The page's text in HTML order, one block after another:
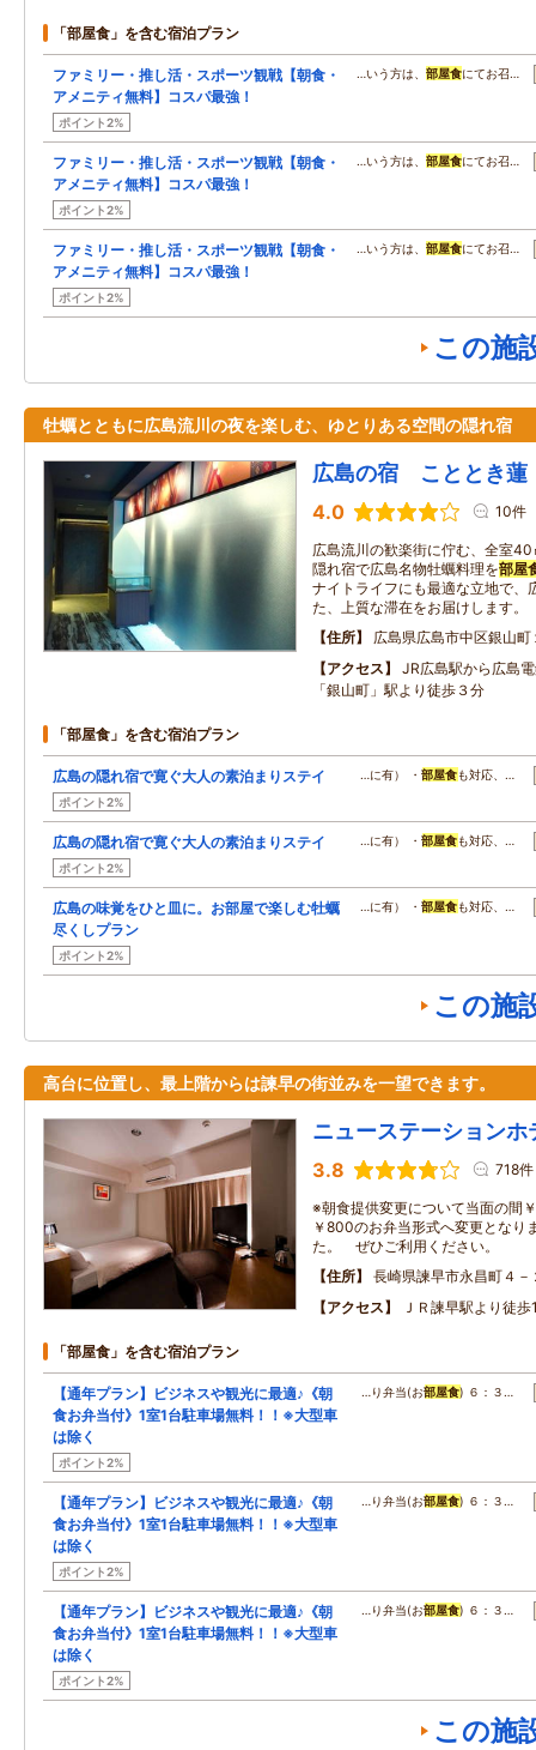
「部屋食」を含む宿泊プラン
ファミリー・推し活・スポーツ観戦【朝食・
アメニティ無料】コスパ最強！
ポイント2%
…いう方は、 部屋食にてお召…
ファミリー・推し活・スポーツ観戦【朝食・
アメニティ無料】コスパ最強！
ポイント2%
…いう方は、 部屋食にてお召…
ファミリー・推し活・スポーツ観戦【朝食・
アメニティ無料】コスパ最強！
ポイント2%
…いう方は、 部屋食にてお召…
この施
牡蠣とともに広島流川の夜を楽しむ、ゆとりある空間の隠れ宿
広島の宿 こととき蓮
4.0 10件
広島流川の歓楽街に佇む、全室
隠れ宿で広島名物牡蠣料理を部屋
ナイトライフにも最適な立地で、
た、上質な滞在をお届けします。
住所
広島県広島市中区銀山
アクセス
JR広島駅から広島
「銀山町」駅より徒歩３分
「部屋食」を含む宿泊プラン
広島の隠れ宿で寛ぐ大人の素泊まりステイ
ポイント2%
…に有） ・部屋食も対応、…
広島の隠れ宿で寛ぐ大人の素泊まりステイ
ポイント2%
…に有） ・部屋食も対応、…
広島の味覚をひと皿に。お部屋で楽しむ牡蠣
尽くしプラン
ポイント2%
…に有） ・部屋食も対応、…
この施
高台に位置し、最上階からは諫早の街並みを一望できます。
ニューステーションホ
3.8 718件
※朝食提供変更について当面の間
￥800のお弁当形式へ変更となり
た。 ぜひご利用ください。
住所
長崎県諫早市永昌町４－
アクセス
ＪＲ諫早駅より徒歩
「部屋食」を含む宿泊プラン
【通年プラン】ビジネスや観光に最適♪《朝
食お弁当付》1室1台駐車場無料！！※大型車
は除く
ポイント2%
…り弁当(お部屋食) ６：３…
【通年プラン】ビジネスや観光に最適♪《朝
食お弁当付》1室1台駐車場無料！！※大型車
は除く
ポイント2%
…り弁当(お部屋食) ６：３…
【通年プラン】ビジネスや観光に最適♪《朝
食お弁当付》1室1台駐車場無料！！※大型車
は除く
ポイント2%
…り弁当(お部屋食) ６：３…
この施